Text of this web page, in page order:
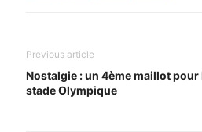
Previous article
Nostalgie : un 4ème maillot pour
stade Olympique